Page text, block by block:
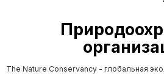
The Nature Conservancy - глобальная